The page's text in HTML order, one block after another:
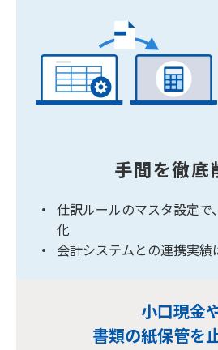
手間を徹底
仕訳ルールのマスタ設定で
化
会計システムとの連携実績
小口現金
書類の紙保管を